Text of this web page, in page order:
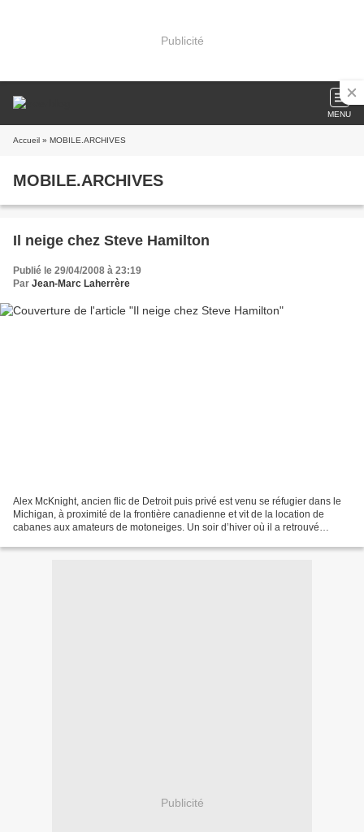
Publicité
MENU
Accueil » MOBILE.ARCHIVES
MOBILE.ARCHIVES
Il neige chez Steve Hamilton
Publié le 29/04/2008 à 23:19
Par Jean-Marc Laherrère
Alex McKnight, ancien flic de Detroit puis privé est venu se réfugier dans le
Michigan, à proximité de la frontière canadienne et vit de la location de
cabanes aux amateurs de motoneiges. Un soir d’hiver où il a retrouvé
Publicité